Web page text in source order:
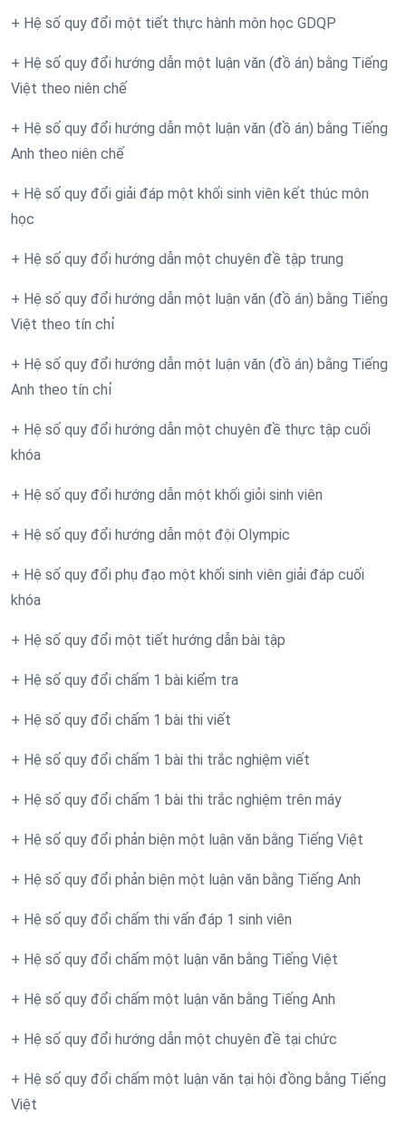
+ Hệ số quy đổi một tiết thực hành môn học GDQP
+ Hệ số quy đổi hướng dẫn một luận văn (đồ án) bằng Tiếng
Việt theo niên chế
+ Hệ số quy đổi hướng dẫn một luận văn (đồ án) bằng Tiếng
Anh theo niên chế
+ Hệ số quy đổi giải đáp một khối sinh viên kết thúc môn
học
+ Hệ số quy đổi hướng dẫn một chuyên đề tập trung
+ Hệ số quy đổi hướng dẫn một luận văn (đồ án) bằng Tiếng
Việt theo tín chỉ
+ Hệ số quy đổi hướng dẫn một luận văn (đồ án) bằng Tiếng
Anh theo tín chỉ
+ Hệ số quy đổi hướng dẫn một chuyên đề thực tập cuối
khóa
+ Hệ số quy đổi hướng dẫn một khối giỏi sinh viên
+ Hệ số quy đổi hướng dẫn một đội Olympic
+ Hệ số quy đổi phụ đạo một khối sinh viên giải đáp cuối
khóa
+ Hệ số quy đổi một tiết hướng dẫn bài tập
+ Hệ số quy đổi chấm 1 bài kiểm tra
+ Hệ số quy đổi chấm 1 bài thi viết
+ Hệ số quy đổi chấm 1 bài thi trắc nghiệm viết
+ Hệ số quy đổi chấm 1 bài thi trắc nghiệm trên máy
+ Hệ số quy đổi phản biện một luận văn bằng Tiếng Việt
+ Hệ số quy đổi phản biện một luận văn bằng Tiếng Anh
+ Hệ số quy đổi chấm thi vấn đáp 1 sinh viên
+ Hệ số quy đổi chấm một luận văn bằng Tiếng Việt
+ Hệ số quy đổi chấm một luận văn bằng Tiếng Anh
+ Hệ số quy đổi hướng dẫn một chuyên đề tại chức
+ Hệ số quy đổi chấm một luận văn tại hội đồng bằng Tiếng
Việt